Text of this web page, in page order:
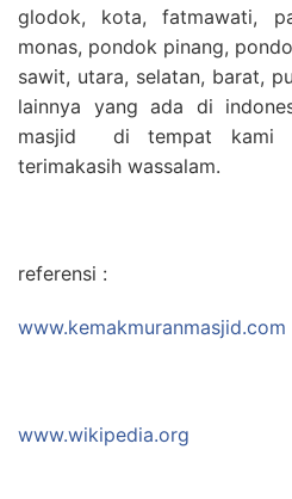
glodok, kota, fatmawati,
monas, pondok pinang,
sawit, utara, selatan, barat,
lainnya yang ada di
masjid di tempat kami
terimakasih wassalam.
referensi :
www.kemakmuranmasjid.com
www.wikipedia.org